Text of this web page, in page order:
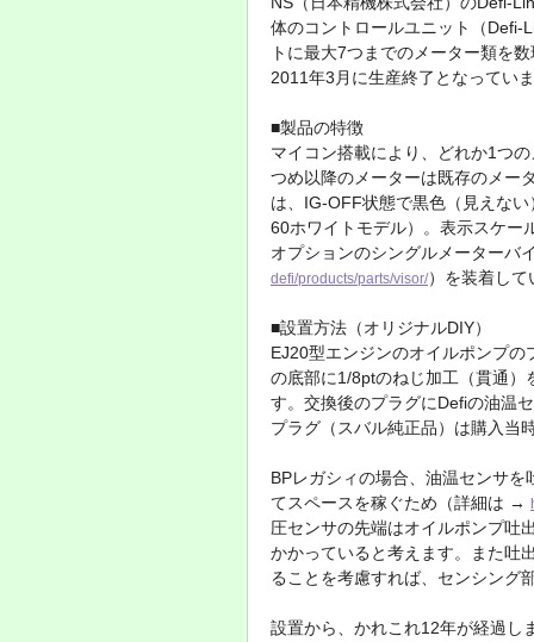
体のコントロールユニット（Defi-
トに最大7つまでのメーター類を
2011年3月に生産終了となってい
■製品の特徴
マイコン搭載により、どれか1つ
つめ以降のメーターは既存のメー
は、IG-OFF状態で黒色（見えな
60ホワイトモデル）。表示スケ
オプションのシングルメーターバ
defi/products/parts/visor/）を装着して
■設置方法（オリジナルDIY）
EJ20型エンジンのオイルポンプ
の底部に1/8ptのねじ加工（貫通）
す。交換後のプラグにDefiの油温
プラグ（スバル純正品）は購入当
BPレガシィの場合、油温センサ
てスペースを稼ぐため（詳細は →
圧センサの先端はオイルポンプ吐
かかっていると考えます。また吐
ることを考慮すれば、センシング
設置から、かれこれ12年が経過し